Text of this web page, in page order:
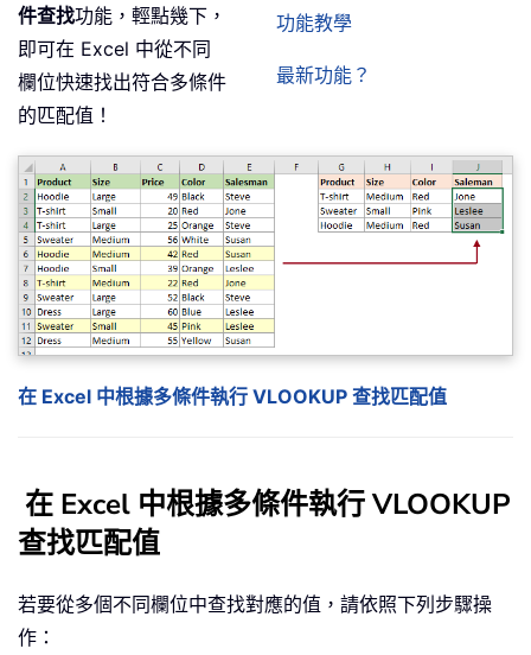
功能教學
最新功能？
件查找功能，輕點幾下，
即可在 Excel 中從不同
欄位快速找出符合多條件
的匹配值！
在 Excel 中根據多條件執行 VLOOKUP 查找匹配值
在 Excel 中根據多條件執行 VLOOKUP
查找匹配值
若要從多個不同欄位中查找對應的值，請依照下列步驟操
作：